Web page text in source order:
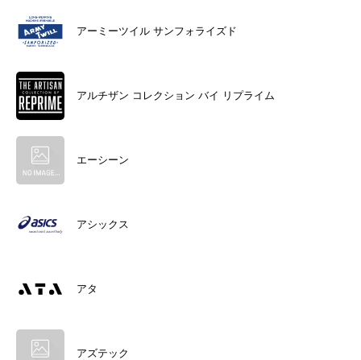
アーミーツイル サンフォライズド
アルチザン コレクション バイ リプライム
エーシーン
アシックス
アタ
アズテック